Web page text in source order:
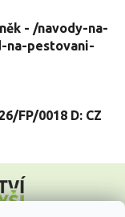
- /navody-na-
na-pestovani-
FP/0018 D: CZ